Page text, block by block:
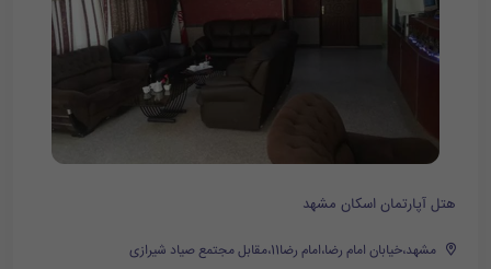
هتل آپارتمان اسکان مشهد
مشهد،خیابان امام رضا،امام رضا11،مقابل مجتمع صیاد شیرازی